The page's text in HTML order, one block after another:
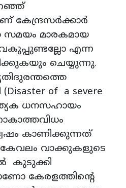
കേന്ദ്രസർക്കാർ
മാരകമായ
എന്ന
ചെയ്യുന്നു.
of a severe
ധനസഹായം
കാണിക്കുന്നത്
വാക്കുകളുടെ
കുടുക്കി
കേരളത്തിന്റെ